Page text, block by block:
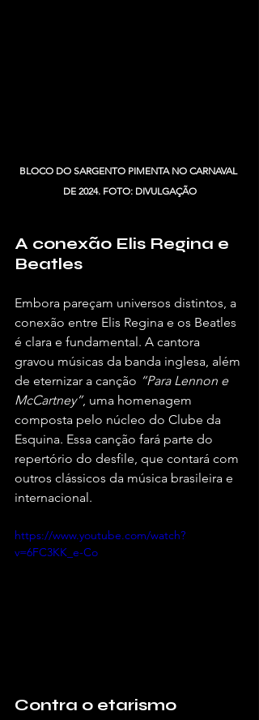
BLOCO DO SARGENTO PIMENTA NO CARNAVAL
DE 2024. FOTO: DIVULGAÇÃO
A conexão Elis Regina e
Beatles
Embora pareçam universos distintos, a
conexão entre Elis Regina e os Beatles
é clara e fundamental. A cantora
gravou músicas da banda inglesa, além
de eternizar a canção “Para Lennon e
McCartney”, uma homenagem
composta pelo núcleo do Clube da
Esquina. Essa canção fará parte do
repertório do desfile, que contará com
outros clássicos da música brasileira e
internacional.
https://www.youtube.com/watch?
v=6FC3KK_e-Co
Contra o etarismo